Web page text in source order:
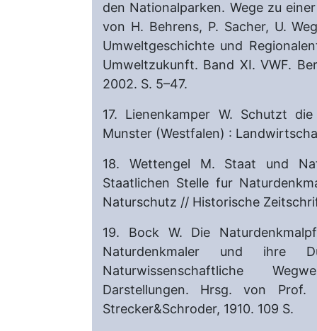
den Nationalparken. Wege zu
von H. Behrens, P. Sacher, U.
Umweltgeschichte und
Umweltzukunft. Band XI. VWF.
2002. S. 5–47.
17. Lienenkamper W. Schutzt
Munster (Westfalen) :
18. Wettengel M. Staat und
Staatlichen Stelle fur
Naturschutz // Historische
19. Bock W. Die
Naturdenkmaler und ihre
Naturwissenschaftliche
Darstellungen. Hrsg. von
Strecker&Schroder, 1910. 109 S.